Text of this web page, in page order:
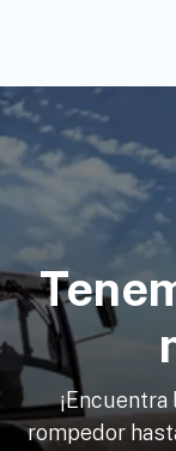
rompedor